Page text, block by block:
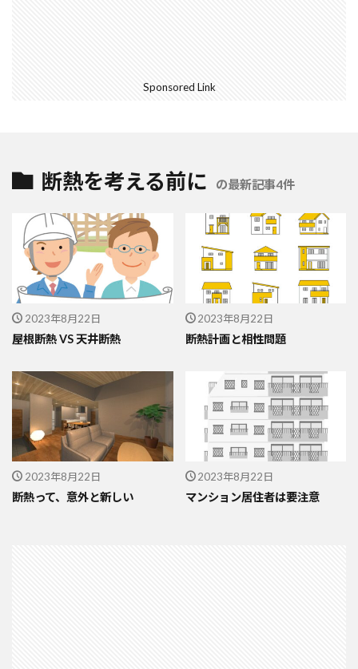
Sponsored Link
断熱を考える前に の最新記事4件
2023年8月22日
屋根断熱 VS 天井断熱
2023年8月22日
断熱計画と相性問題
2023年8月22日
断熱って、意外と新しい
2023年8月22日
マンション居住者は要注意